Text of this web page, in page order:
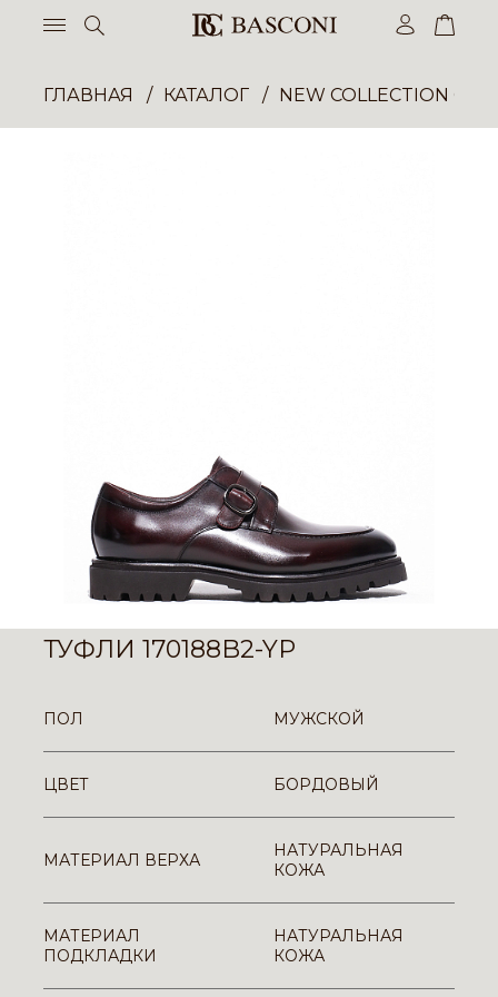
ГЛАВНАЯ КАТАЛОГ NEW COLLECTION
ТУФЛИ 170188B2-YP
ПОЛ МУЖСКОЙ
ЦВЕТ БОРДОВЫЙ
МАТЕРИАЛ ВЕРХА
НАТУРАЛЬНАЯ
КОЖА
МАТЕРИАЛ
ПОДКЛАДКИ
НАТУРАЛЬНАЯ
КОЖА